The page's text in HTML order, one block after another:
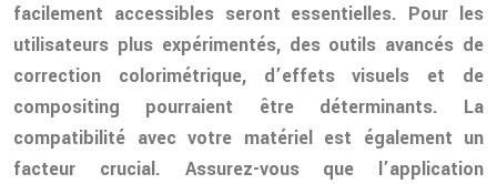
facilement accessibles seront essentielles. Pour les
utilisateurs plus expérimentés, des outils avancés de
correction colorimétrique, d’effets visuels et de
compositing pourraient être déterminants. La
compatibilité avec votre matériel est également un
facteur crucial. Assurez-vous que l’application